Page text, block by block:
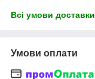
Всі умови доставки
Умови оплати